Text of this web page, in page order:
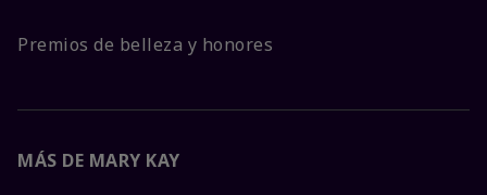
Premios de belleza y honores
MÁS DE MARY KAY